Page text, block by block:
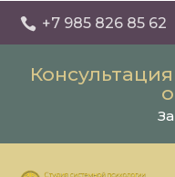
 +7 985 826 85 62